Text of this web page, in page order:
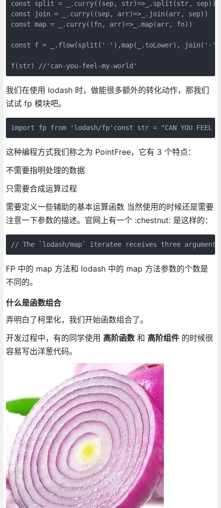
const split = _.curry((sep, str)=>_.split(str, sep))
const join = _.curry((sep, arr)=>_.join(arr, sep))
const map = _.curry((fn, arr)=>_.map(arr, fn))
const f = _.flow(split(' '),map(_.toLower), join('-
f(str) //'can-you-feel-my-world'
我们在使用 lodash 时，做能很多额外的转化动作，那我们
试试 fp 模块吧。
import fp from 'lodash/fp'const str = "CAN YOU
这种编程方式我们称之为 PointFree，它有 3 个特点：
不需要指明处理的数据
只需要合成运算过程
需要定义一些辅助的基本运算函数 当然使用的时候还是需要
注意一下参数的描述。官网上有一个 :chestnut: 是这样的：
// The `lodash/map` iteratee receives three
FP 中的 map 方法和 lodash 中的 map 方法参数的个数是
不同的。
什么是函数组合
弄明白了柯里化，我们开始函数组合了。
开发过程中，有的同学使用 高阶函数和 高阶组件的时候很
容易写出洋葱代码。